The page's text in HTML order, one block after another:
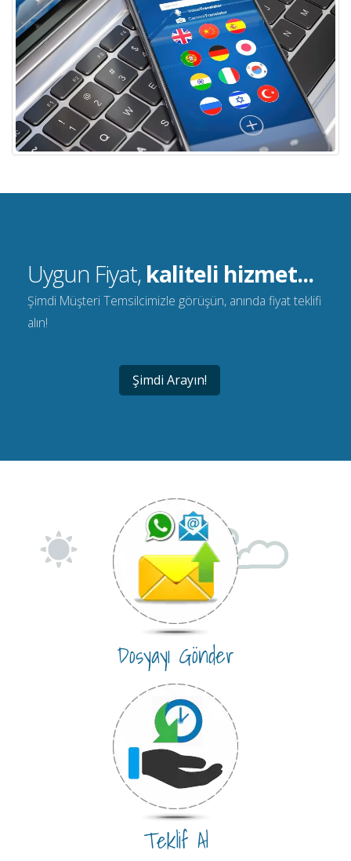
Uygun Fiyat, kaliteli hizmet...
Şimdi Müşteri Temsilcimizle görüşün, anında fiyat teklifi
alın!
Şimdi Arayın!
Dosyayı Gönder
Teklif Al